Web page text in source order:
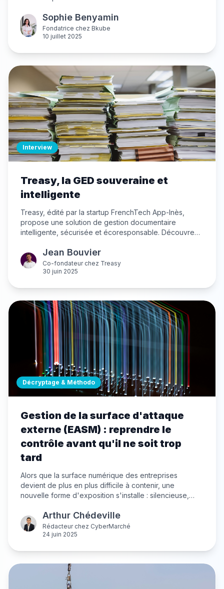
solutions de sauvegarde hybride souveraines, et sa
vision d'un écosystème cyber français résilient.
Sophie Benyamin
Fondatrice chez Bkube
10 juillet 2025
Interview
Treasy, la GED souveraine et
intelligente
Treasy, édité par la startup FrenchTech App-Inès,
propose une solution de gestion documentaire
intelligente, sécurisée et écoresponsable. Découvrez
conformité RGPD et expérience utilisateur optimale
pour les métiers réglementés.
Jean Bouvier
Co-fondateurchez Treasy
30 juin 2025
Décryptage & Méthodo
Gestion de la surface d'attaque
externe (EASM) : reprendre le
contrôle avant qu'il ne soit trop
tard
Alors que la surface numérique des entreprises
devient de plus en plus difficile à contenir, une
nouvelle forme d'exposition s'installe : silencieuse,
Internet — qu'ils soient oubliés, mal configurés ou non
référencés — deviennent des cibles idéales pour les
attaquants, bien avant d'être détectés en interne.
diffus. Non pas en protégeant uniquement les
systèmes, mais en révélant ce qui, en marge de
l'organisation, peut déjà être exploité contre elle.
Arthur Chédeville
Rédacteurchez CyberMarché
24 juin 2025